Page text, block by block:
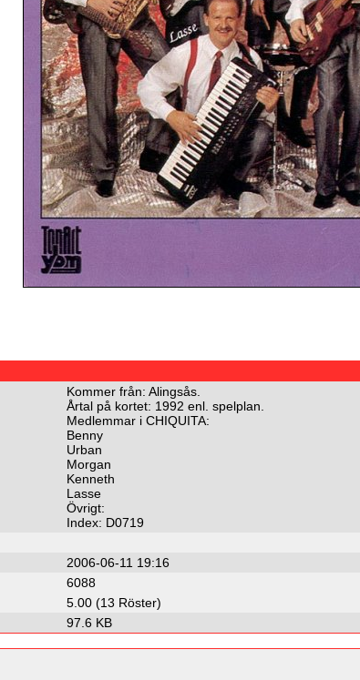
Kommer från: Alingsås.
Årtal på kortet: 1992 enl. spelplan.
Medlemmar i CHIQUITA:
Benny
Urban
Morgan
Kenneth
Lasse
Övrigt:
Index: D0719
2006-06-11 19:16
6088
5.00 (13 Röster)
97.6 KB